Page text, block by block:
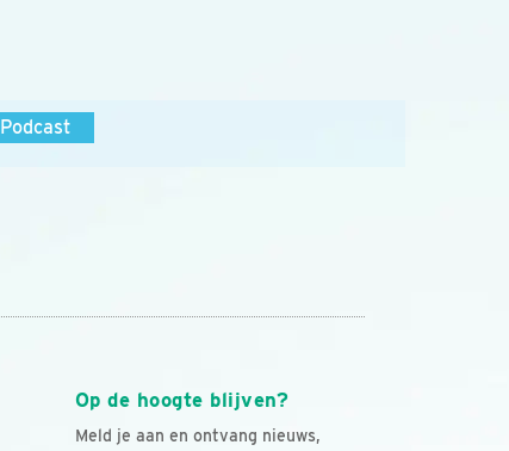
Podcast
Op de hoogte blijven?
Meld je aan en ontvang nieuws,